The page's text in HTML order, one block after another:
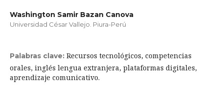
Washington Samir Bazan Canova
Universidad César Vallejo. Piura-Perú
Palabras clave: Recursos tecnológicos, competencias
orales, inglés lengua extranjera, plataformas digitales,
aprendizaje comunicativo.